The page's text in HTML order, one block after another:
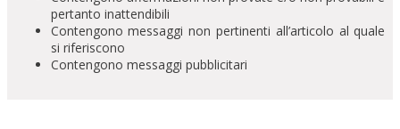
pertanto inattendibili
Contengono messaggi non pertinenti all’articolo al quale
si riferiscono
Contengono messaggi pubblicitari